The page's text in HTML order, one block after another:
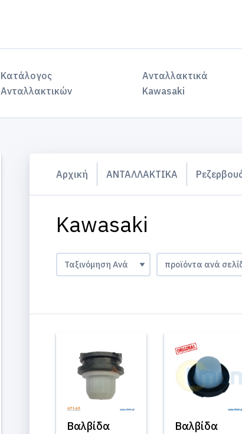
Κατάλογος
Ανταλλακτικών
Ανταλλακτικά
Kawasaki
Αρχική ΑΝΤΑΛΛΑΚΤΙΚΑ
Kawasaki
Βαλβίδα
Βαλβίδα